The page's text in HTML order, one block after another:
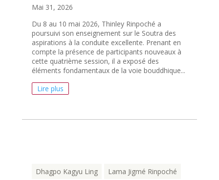
Mai 31, 2026
Du 8 au 10 mai 2026, Thinley Rinpoché a
poursuivi son enseignement sur le Soutra des
aspirations à la conduite excellente. Prenant en
compte la présence de participants nouveaux à
cette quatrième session, il a exposé des
éléments fondamentaux de la voie bouddhique...
Lire plus
Dhagpo Kagyu Ling Lama Jigmé Rinpoché